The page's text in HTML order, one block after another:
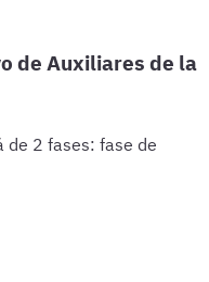
de Auxiliares de la
de 2 fases: fase de